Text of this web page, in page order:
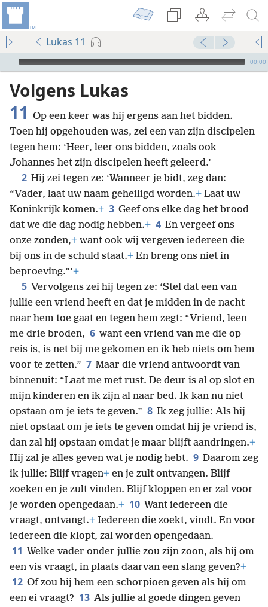
Lukas 11
Audio Player
00:00
Volgens Lukas
11 Op een keer was hij ergens aan het bidden.
Toen hij opgehouden was, zei een van zijn discipelen
tegen hem: ‘Heer, leer ons bidden, zoals ook
Johannes het zijn discipelen heeft geleerd.’
2 Hij zei tegen ze: ‘Wanneer je bidt, zeg dan:
“Vader, laat uw naam geheiligd worden.+ Laat uw
Koninkrijk komen.+ 3 Geef ons elke dag het brood
dat we die dag nodig hebben.+ 4 En vergeef ons
onze zonden,+ want ook wij vergeven iedereen die
bij ons in de schuld staat.+ En breng ons niet in
beproeving.”’+
5 Vervolgens zei hij tegen ze: ‘Stel dat een van
jullie een vriend heeft en dat je midden in de nacht
naar hem toe gaat en tegen hem zegt: “Vriend, leen
me drie broden, 6 want een vriend van me die op
reis is, is net bij me gekomen en ik heb niets om hem
voor te zetten.” 7 Maar die vriend antwoordt van
binnenuit: “Laat me met rust. De deur is al op slot en
mijn kinderen en ik zijn al naar bed. Ik kan nu niet
opstaan om je iets te geven.” 8 Ik zeg jullie: Als hij
niet opstaat om je iets te geven omdat hij je vriend is,
dan zal hij opstaan omdat je maar blijft aandringen.+
Hij zal je alles geven wat je nodig hebt. 9 Daarom zeg
ik jullie: Blijf vragen+ en je zult ontvangen. Blijf
zoeken en je zult vinden. Blijf kloppen en er zal voor
je worden opengedaan.+ 10 Want iedereen die
vraagt, ontvangt.+ Iedereen die zoekt, vindt. En voor
iedereen die klopt, zal worden opengedaan.
11 Welke vader onder jullie zou zijn zoon, als hij om
een vis vraagt, in plaats daarvan een slang geven?+
12 Of zou hij hem een schorpioen geven als hij om
een ei vraagt? 13 Als jullie al goede dingen geven